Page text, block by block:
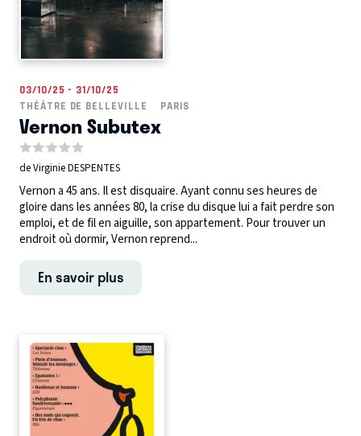
03/10/25 - 31/10/25
THÉÂTRE DE BELLEVILLE
PARIS
Vernon Subutex
de Virginie DESPENTES
Vernon a 45 ans. Il est disquaire. Ayant connu ses heures de
gloire dans les années 80, la crise du disque lui a fait perdre son
emploi, et de fil en aiguille, son appartement. Pour trouver un
endroit où dormir, Vernon reprend...
En savoir plus